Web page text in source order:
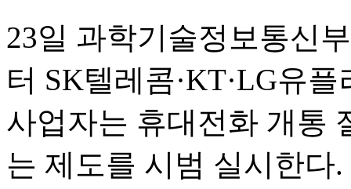
23일 과학기술정보통신
터 SK텔레콤·KT·LG유
사업자는 휴대전화 개통
는 제도를 시범 실시한다